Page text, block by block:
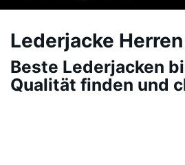
Lederjacke
Beste Lederjacken
Qualität finden und